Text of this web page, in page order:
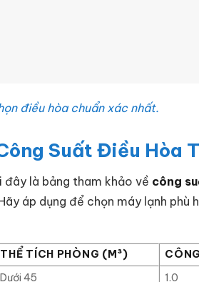
điều hòa chuẩn xác nhất.
Suất Điều Hòa
đây là bảng tham khảo về công
áp dụng để chọn máy lạnh phù
THỂ TÍCH PHÒNG (M³)
Dưới 45 1.0